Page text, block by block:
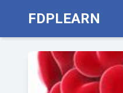
FDPLEARN